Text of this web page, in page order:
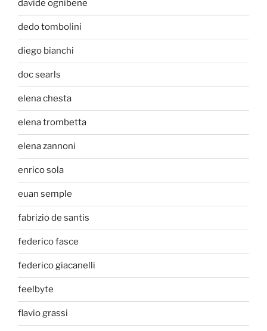
davide ognibene
dedo tombolini
diego bianchi
doc searls
elena chesta
elena trombetta
elena zannoni
enrico sola
euan semple
fabrizio de santis
federico fasce
federico giacanelli
feelbyte
flavio grassi